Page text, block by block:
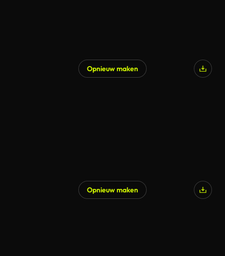
Opnieuw maken
Opnieuw maken